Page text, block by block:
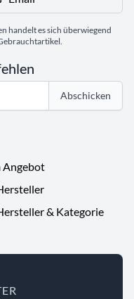
handelt es sich überwiegend
Abschicken
Angebot
& Kategorie